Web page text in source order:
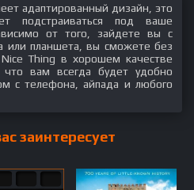
адаптированный дизайн, это
подстраиваться под ваше
от того, зайдете вы с
или планшета, вы сможете без
Thing в хорошем качестве
вам всегда будет удобно
с телефона, айпада и любого
заинтересует